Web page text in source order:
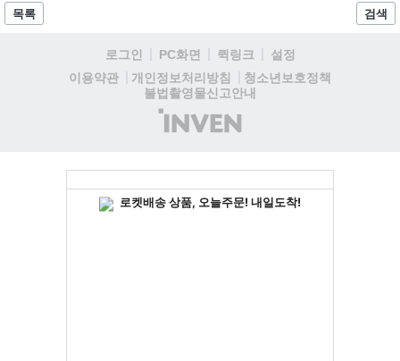
목록 검색
로그인 PC화면 퀵링크
설정
이용약관
개인정보처리방침
청소년보호정책
불법촬영물신고안내
(주)
인